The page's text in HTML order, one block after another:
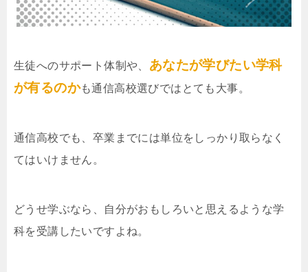
生徒へのサポート体制や、 あなたが学びたい学科
が有るのかも通信高校選びではとても大事。
通信高校でも、卒業までには単位をしっかり取らなく
てはいけません。
どうせ学ぶなら、自分がおもしろいと思えるような学
科を受講したいですよね。